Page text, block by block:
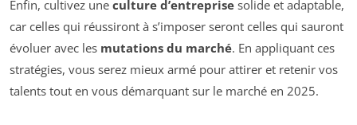
Enfin, cultivez une culture d’entreprise solide et adaptable,
car celles qui réussiront à s’imposer seront celles qui sauront
évoluer avec les mutations du marché. En appliquant ces
stratégies, vous serez mieux armé pour attirer et retenir vos
talents tout en vous démarquant sur le marché en 2025.